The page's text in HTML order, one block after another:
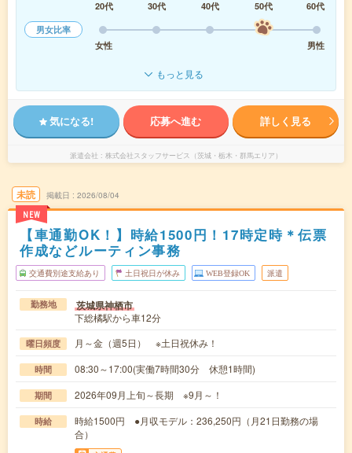
20代
30代 40代 50代
60代
男女比率
女性
男性
もっと見る
気になる! 応募へ進む 詳しく見る
派遣会社 株式会社スタッフサービス（茨城・栃木・群馬エリア）
未読
NEW
掲載日 2026/08/04
【車通勤OK！】時給1500円！17時定時＊伝票
作成などルーティン事務
交通費別途支給あり 土日祝日が休み WEB登録OK 派遣
勤務地 茨城県神栖市
下総橘駅から車12分
曜日頻度 月～金（週5日） ※土日祝休み！
時間 08:30～17:00(実働7時間30分 休憩1時間)
期間 2026年09月上旬～長期 ※9月～！
時給
時給1500円 ●月収モデル：236,250円（月21日勤務の場
合）